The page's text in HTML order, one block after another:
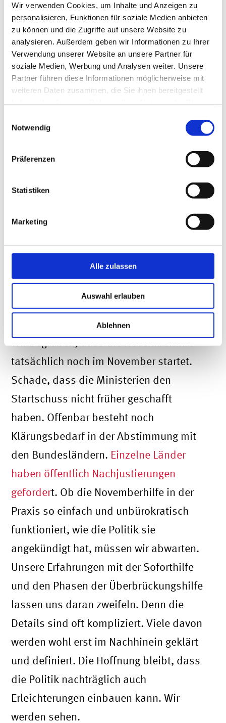
Wir verwenden Cookies, um Inhalte und Anzeigen zu
personalisieren, Funktionen für soziale Medien anbieten
zu können und die Zugriffe auf unsere Website zu
analysieren. Außerdem geben wir Informationen zu Ihrer
Verwendung unserer Website an unsere Partner für
soziale Medien, Werbung und Analysen weiter. Unsere
Partner führen diese Informationen möglicherweise mit
weiteren Daten zusammen, die Sie ihnen bereitgestellt
Notwendig
Präferenzen
Statistiken
Marketing
Alle zulassen
Auswahl erlauben
Ablehnen
vorbereitet, damit es unmittelbar im
Anschluss an die Abschlagszahlungen
gestartet werden kann. Es bleibt
abzuwarten, wann das genau sein wird.
Novemberhilfe?
Die Antragstellung erfolgt voll
weiterhin akkreditiert und können
Neue Details zum Antragsverfahren
der Novemberhilfe und unsere
Einschätzung dazu
Wir begrüßen, dass die Novemberhilfe
tatsächlich noch im November startet.
Schade, dass die Ministerien den
Startschuss nicht früher geschafft
haben. Offenbar besteht noch
Klärungsbedarf in der Abstimmung mit
den Bundesländern. Einzelne Länder
haben öffentlich Nachjustierungen
gefordert. Ob die Novemberhilfe in der
Praxis so einfach und unbürokratisch
funktioniert, wie die Politik sie
angekündigt hat, müssen wir abwarten.
Unsere Erfahrungen mit der Soforthilfe
und den Phasen der Überbrückungshilfe
lassen uns daran zweifeln. Denn die
Details sind oft kompliziert. Viele davon
werden wohl erst im Nachhinein geklärt
und definiert. Die Hoffnung bleibt, dass
die Politik nachträglich auch
Erleichterungen einbauen kann. Wir
werden sehen.